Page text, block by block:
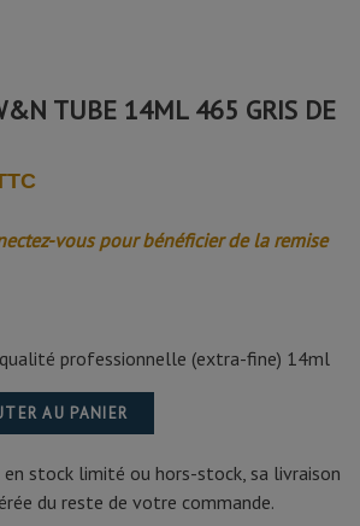
TUBE 14ML 465 GRIS DE
vous pour bénéficier de la remise
professionnelle (extra-fine) 14ml
AU PANIER
en stock limité ou hors-stock, sa livraison
du reste de votre commande.